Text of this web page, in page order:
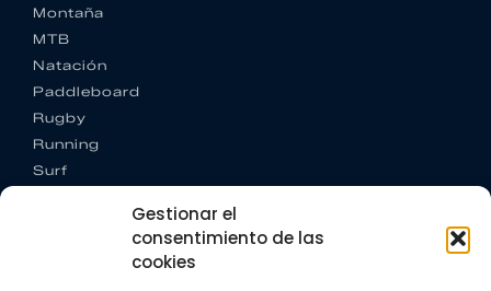
Gestionar el
consentimiento de las
cookies
Montaña
MTB
Natación
Paddleboard
Rugby
Running
Surf
CONTACTO